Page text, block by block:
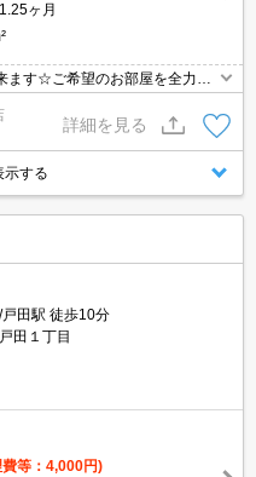
1.25ヶ月
す☆ご希望のお部屋を全力で
詳細を見る
示する
田駅 徒歩10分
田１丁目
費等：4,000円)